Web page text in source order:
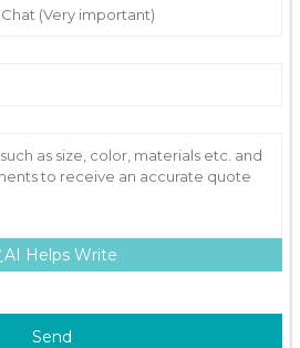
AI Helps Write
Send